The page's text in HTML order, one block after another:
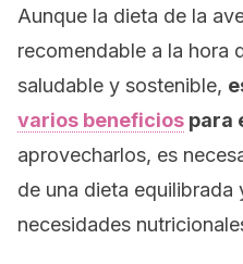
Aunque la dieta de la
recomendable a la hora
saludable y sostenible,
varios beneficios para
aprovecharlos, es
de una dieta equilibrada
necesidades